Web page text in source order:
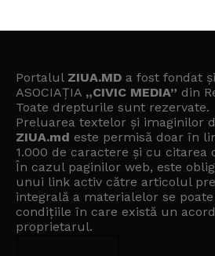
Portalul ZIUA.MD a fost fondat
ASOCIAȚIA „CIVIC MEDIA” din
Toate drepturile sunt rezervate.
Preluarea textelor și imaginilor
ZIUA.md este permisă doar în
1.000 de caractere și cu citarea
În cazul paginilor web, este
unui link activ către articolul
integrală a materialelor se
condițiile în care există un
proprietarul.